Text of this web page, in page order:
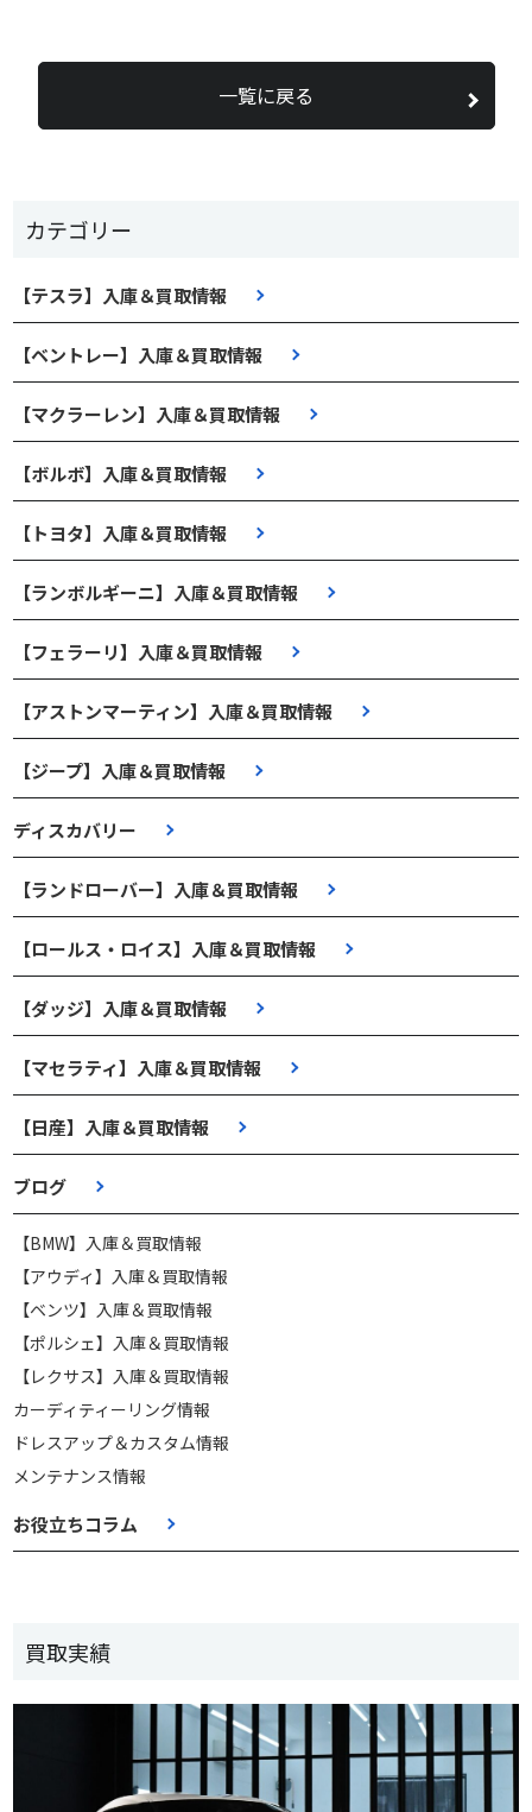
カテゴリー
【テスラ】入庫＆買取情報
【ベントレー】入庫＆買取情報
【マクラーレン】入庫＆買取情報
【ボルボ】入庫＆買取情報
【トヨタ】入庫＆買取情報
【ランボルギーニ】入庫＆買取情報
【フェラーリ】入庫＆買取情報
【アストンマーティン】入庫＆買取情報
【ジープ】入庫＆買取情報
ディスカバリー
【ランドローバー】入庫＆買取情報
【ロールス・ロイス】入庫＆買取情報
【ダッジ】入庫＆買取情報
【マセラティ】入庫＆買取情報
【日産】入庫＆買取情報
ブログ
【BMW】入庫＆買取情報
【アウディ】入庫＆買取情報
【ベンツ】入庫＆買取情報
【ポルシェ】入庫＆買取情報
【レクサス】入庫＆買取情報
カーディティーリング情報
ドレスアップ＆カスタム情報
メンテナンス情報
お役立ちコラム
買取実績
一覧に戻る